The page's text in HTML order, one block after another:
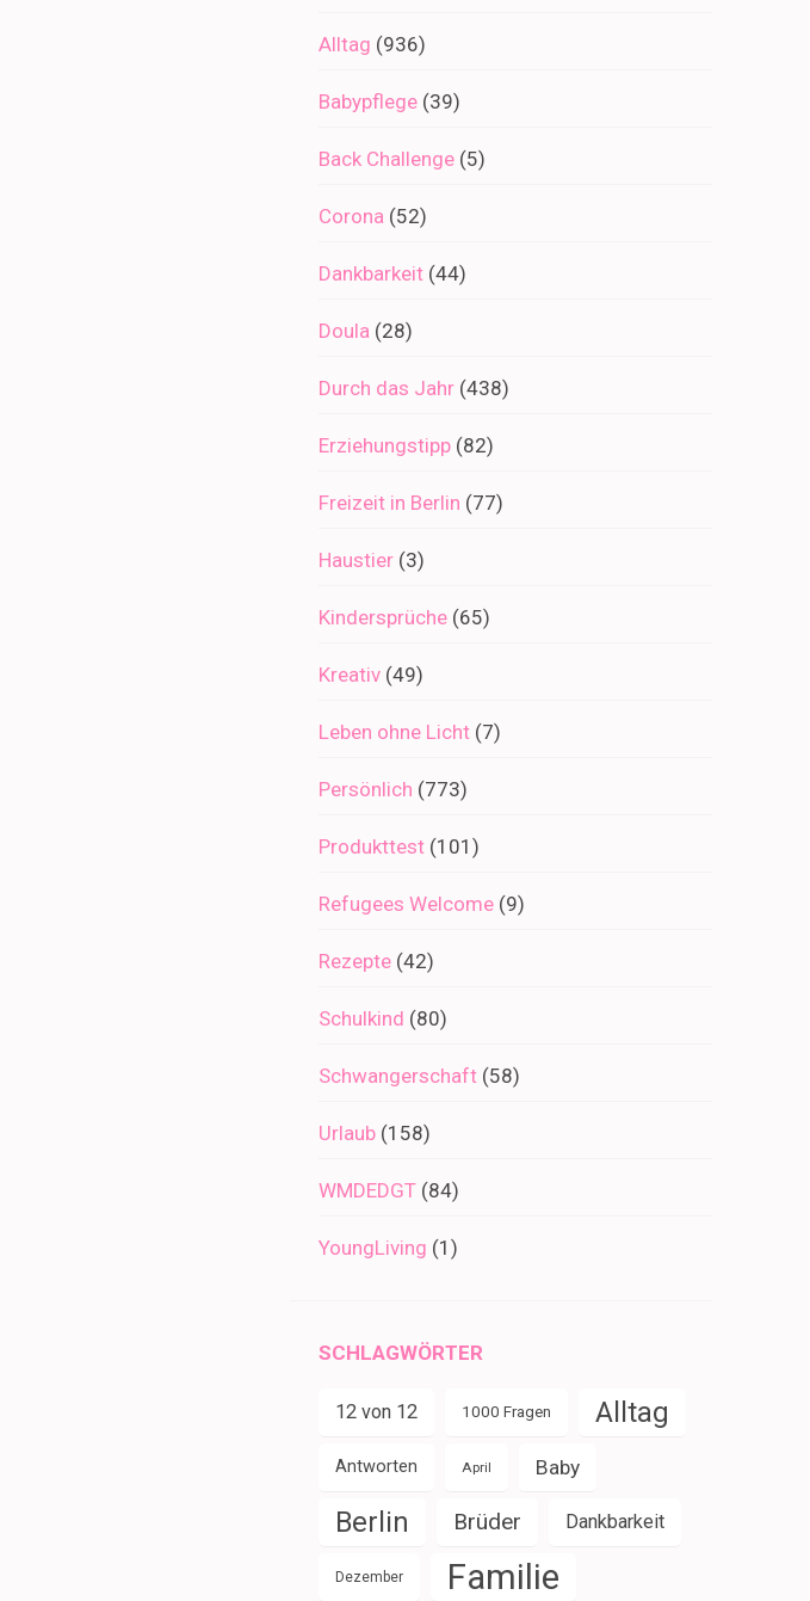
Alltag (936)
Babypflege (39)
Back Challenge (5)
Corona (52)
Dankbarkeit (44)
Doula (28)
Durch das Jahr (438)
Erziehungstipp (82)
Freizeit in Berlin (77)
Haustier (3)
Kindersprüche (65)
Kreativ (49)
Leben ohne Licht (7)
Persönlich (773)
Produkttest (101)
Refugees Welcome (9)
Rezepte (42)
Schulkind (80)
Schwangerschaft (58)
Urlaub (158)
WMDEDGT (84)
YoungLiving (1)
SCHLAGWÖRTER
12 von 12 1000 Fragen Alltag
Antworten April Baby
Berlin Brüder Dankbarkeit
Dezember Familie